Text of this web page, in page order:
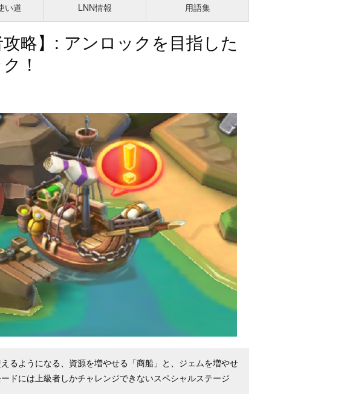
い道 LNN情報 用語集
略】: アンロックを目指した
！
るようになる、資源を増やせる「商船」と、ジェムを増やせ
ドには上級者しかチャレンジできないスペシャルステージ